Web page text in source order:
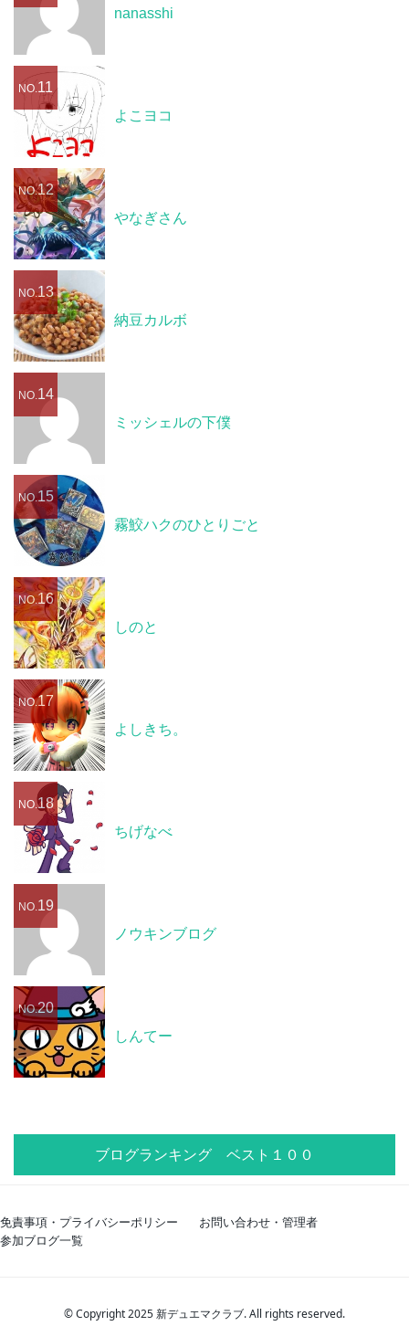
nanasshi
NO. 11
よこヨコ
NO.12
やなぎさん
NO.13
納豆カルボ
NO. 14
ミッシェルの下僕
NO.15
霧鮫ハクのひとりごと
NO.16
しのと
NO.17
よしきち。
NO.18
ちげなべ
NO. 19
ノウキンブログ
NO.20
しんてー
ブログランキング ベスト１００
免責事項・プライバシーポリシー
お問い合わせ・管理者
参加ブログ一覧
© Copyright 2025 新デュエマクラブ. All rights reserved.